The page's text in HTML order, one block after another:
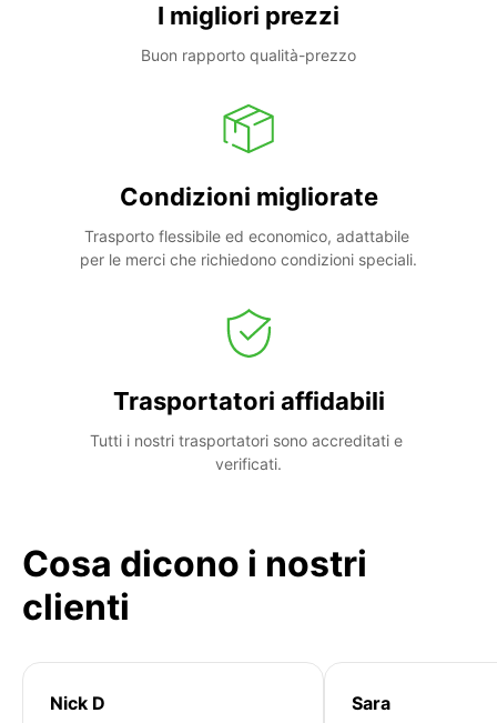
I migliori prezzi
Buon rapporto qualità-prezzo
Condizioni migliorate
Trasporto flessibile ed economico, adattabile
per le merci che richiedono condizioni speciali.
Trasportatori affidabili
Tutti i nostri trasportatori sono accreditati e
verificati.
Cosa dicono i nostri
clienti
Nick D Sara